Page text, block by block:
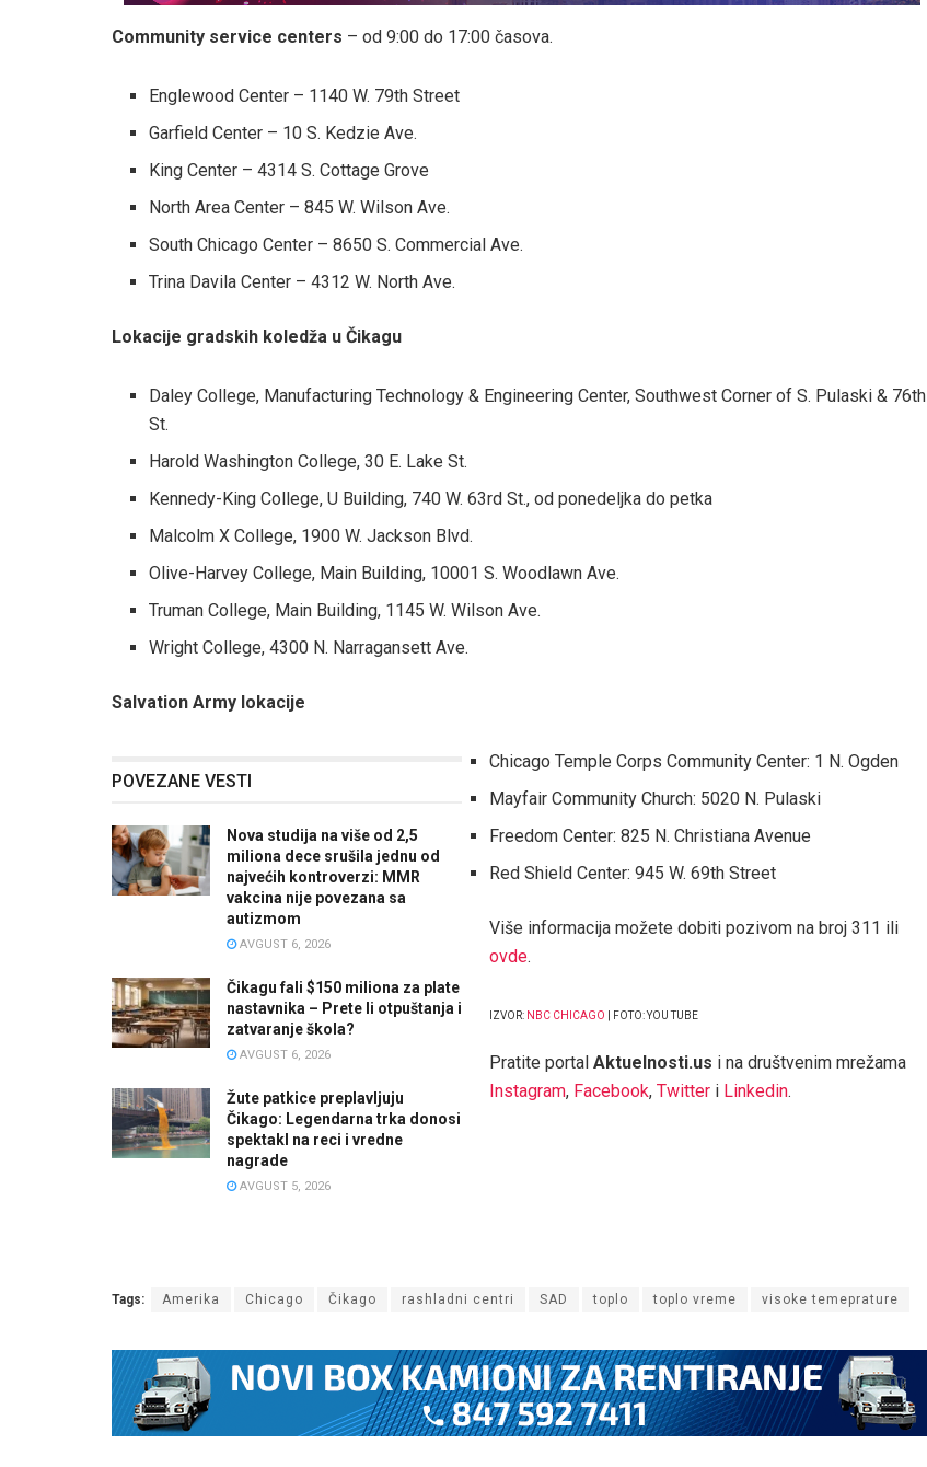
Community service centers – od 9:00 do 17:00 časova.
Englewood Center – 1140 W. 79th Street
Garfield Center – 10 S. Kedzie Ave.
King Center – 4314 S. Cottage Grove
North Area Center – 845 W. Wilson Ave.
South Chicago Center – 8650 S. Commercial Ave.
Trina Davila Center – 4312 W. North Ave.
Lokacije gradskih koledža u Čikagu
Daley College, Manufacturing Technology & Engineering Center, Southwest Corner of S. Pulaski & 76th
St.
Harold Washington College, 30 E. Lake St.
Kennedy-King College, U Building, 740 W. 63rd St., od ponedeljka do petka
Malcolm X College, 1900 W. Jackson Blvd.
Olive-Harvey College, Main Building, 10001 S. Woodlawn Ave.
Truman College, Main Building, 1145 W. Wilson Ave.
Wright College, 4300 N. Narragansett Ave.
Salvation Army lokacije
POVEZANE VESTI
Nova studija na više od 2,5
miliona dece srušila jednu od
najvećih kontroverzi: MMR
vakcina nije povezana sa
autizmom
AVGUST 6, 2026
Čikagu fali $150 miliona za plate
nastavnika – Prete li otpuštanja i
zatvaranje škola?
AVGUST 6, 2026
Žute patkice preplavljuju
Čikago: Legendarna trka donosi
spektakl na reci i vredne
nagrade
AVGUST 5, 2026
Chicago Temple Corps Community Center: 1 N. Ogden
Mayfair Community Church: 5020 N. Pulaski
Freedom Center: 825 N. Christiana Avenue
Red Shield Center: 945 W. 69th Street
Više informacija možete dobiti pozivom na broj 311 ili
ovde.
IZVOR: NBC CHICAGO | FOTO: YOU TUBE
Pratite portal Aktuelnosti.us i na društvenim mrežama
Instagram, Facebook, Twitter i Linkedin.
Tags: Amerika Chicago Čikago rashladni centri SAD toplo toplo vreme visoke temeprature